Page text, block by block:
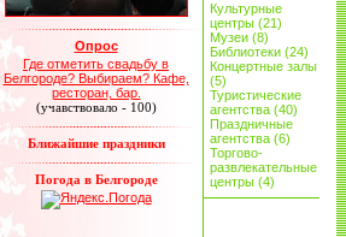
Опрос
Где отметить свадьбу в
Белгороде? Выбираем? Кафе,
ресторан, бар.
(учавствовало - 100)
Ближайшие праздники
Погода в Белгороде
Культурные
центры (21)
Музеи (8)
Библиотеки (24)
Концертные залы
(5)
Туристические
агентства (40)
Праздничные
агентства (6)
Торгово-
развлекательные
центры (4)